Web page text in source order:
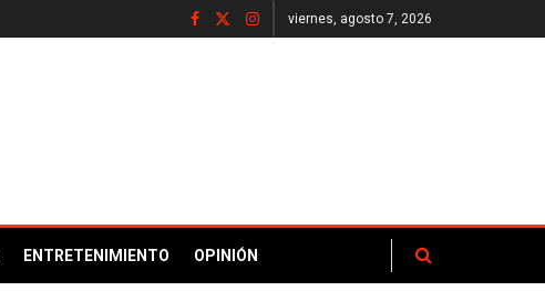
viernes, agosto 7, 2026
ENTRETENIMIENTO OPINIÓN